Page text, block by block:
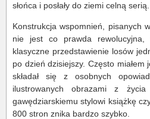
słońca i posłały do ziemi celną serią.
Konstrukcja wspomnień, pisanych
nie jest co prawda
klasyczne przedstawienie losów
po dzień dzisiejszy. Często
składał się z osobnych
ilustrowanych obrazami z
gawędziarskiemu stylowi książkę
800 stron znika bardzo szybko.